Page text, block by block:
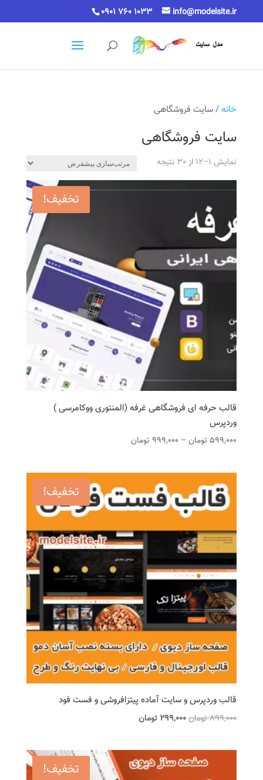
0901 760 1033 info@modelsite.ir
خانه/ سایت فروشگاهی
سایت فروشگاهی
نمایش 1–12 از 30 نتیجه
تخفیف!
قالب حرفه ای فروشگاهی غرفه (المنتوری ووکامرسی )
وردپرس
599,000 تومان –
999,000 تومانمحدوده
999,000 تومان
تخفیف!
قالب وردپرس و سایت آماده پیتزافروشی و فست فود
899,000تومانقیمت
بود.
299,000 تومانقیمت
است.
تخفیف!